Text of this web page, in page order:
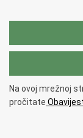
Vučetić"
Copyright © 2026
korištenja.Izjava o
Na ovoj mrežnoj
pročitate